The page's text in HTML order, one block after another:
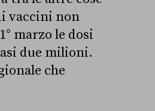
vaccini non
marzo le dosi
due milioni.
che